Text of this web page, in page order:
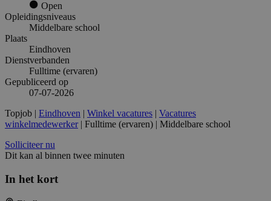
Open
Opleidingsniveaus
Middelbare school
Plaats
Eindhoven
Dienstverbanden
Fulltime (ervaren)
Gepubliceerd op
07-07-2026
Topjob | Eindhoven | Winkel vacatures | Vacatures
winkelmedewerker| Fulltime (ervaren) | Middelbare school
Solliciteer nu
Dit kan al binnen twee minuten
In het kort